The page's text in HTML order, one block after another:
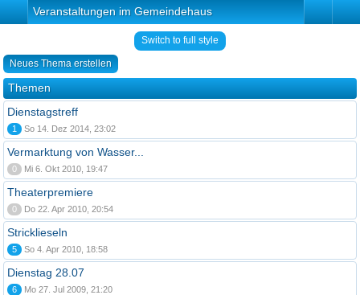
Veranstaltungen im Gemeindehaus
Switch to full style
Neues Thema erstellen
Themen
Dienstagstreff
1 So 14. Dez 2014, 23:02
Vermarktung von Wasser...
0 Mi 6. Okt 2010, 19:47
Theaterpremiere
0 Do 22. Apr 2010, 20:54
Stricklieseln
5 So 4. Apr 2010, 18:58
Dienstag 28.07
6 Mo 27. Jul 2009, 21:20